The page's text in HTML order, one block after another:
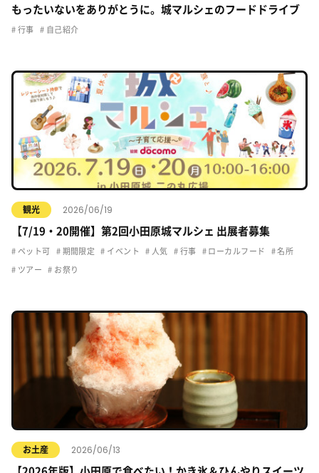
もったいないをありがとうに。城マルシェのフードドライブ
行事 自己紹介
観光 2026/06/19
【7/19・20開催】第2回小田原城マルシェ 出展者募集
ペット可 期間限定 イベント 人気 行事 ローカルフード 名所
ツアー お祭り
お土産 2026/06/13